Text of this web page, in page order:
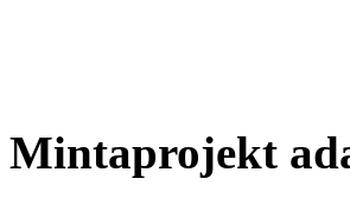
Mintaprojekt